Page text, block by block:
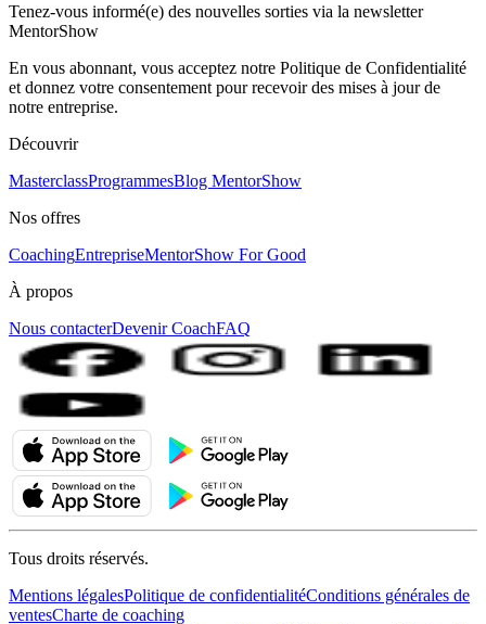
Tenez-vous informé(e) des nouvelles sorties via la newsletter
MentorShow
En vous abonnant, vous acceptez notre Politique de Confidentialité
et donnez votre consentement pour recevoir des mises à jour de
notre entreprise.
Découvrir
MasterclassProgrammesBlog MentorShow
Nos offres
CoachingEntrepriseMentorShow For Good
À propos
Nous contacterDevenir CoachFAQ
Tous droits réservés.
Mentions légalesPolitique de confidentialitéConditions générales de
ventesCharte de coaching